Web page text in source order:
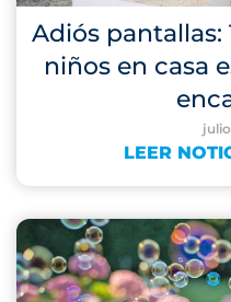
Adiós pantallas:
niños en casa
LEER